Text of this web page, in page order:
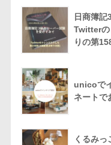
日商簿記
Twitterの
りの第
unicoで
ネートで
くるみっ